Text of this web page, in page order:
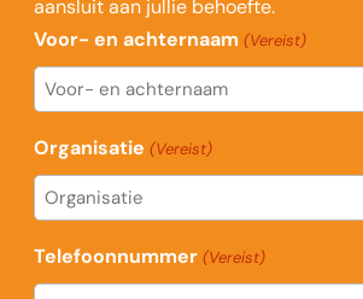
aansluit aan jullie behoefte.
Voor- en achternaam (Vereist)
Organisatie (Vereist)
Telefoonnummer (Vereist)